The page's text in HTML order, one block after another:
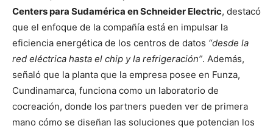
Centers para Sudamérica en Schneider Electric, destacó
que el enfoque de la compañía está en impulsar la
eficiencia energética de los centros de datos “desde la
red eléctrica hasta el chip y la refrigeración”. Además,
señaló que la planta que la empresa posee en Funza,
Cundinamarca, funciona como un laboratorio de
cocreación, donde los partners pueden ver de primera
mano cómo se diseñan las soluciones que potencian los